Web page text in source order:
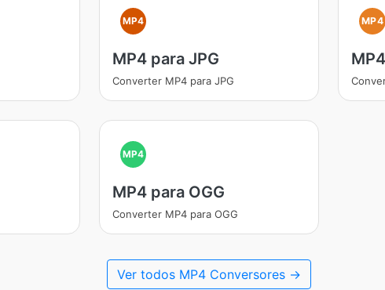
MP4
MP4 para JPG
Converter MP4 para JPG
MP4
MP4
MP4 para OGG
Converter MP4 para OGG
Ver todos MP4 Conversores →